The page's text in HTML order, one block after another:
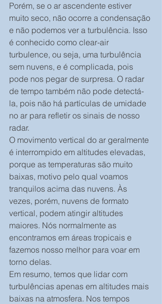
Porém, se o ar ascendente estiver
muito seco, não ocorre a condensação
e não podemos ver a turbulência. Isso
é conhecido como clear-air
turbulence, ou seja, uma turbulência
sem nuvens, e é complicada, pois
pode nos pegar de surpresa. O radar
de tempo também não pode detectá-
la, pois não há partículas de umidade
no ar para refletir os sinais de nosso
radar.
O movimento vertical do ar geralmente
é interrompido em altitudes elevadas,
porque as temperaturas são muito
baixas, motivo pelo qual voamos
tranquilos acima das nuvens. Às
vezes, porém, nuvens de formato
vertical, podem atingir altitudes
maiores. Nós normalmente as
encontramos em áreas tropicais e
fazemos nosso melhor para voar em
torno delas.
Em resumo, temos que lidar com
turbulências apenas em altitudes mais
baixas na atmosfera. Nos tempos